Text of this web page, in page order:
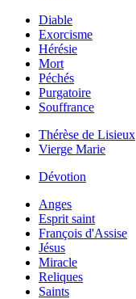
Diable
Exorcisme
Hérésie
Mort
Péchés
Purgatoire
Souffrance
Thérèse de Lisieux
Vierge Marie
Dévotion
Anges
Esprit saint
François d'Assise
Jésus
Miracle
Reliques
Saints